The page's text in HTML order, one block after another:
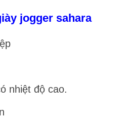
jogger sahara
nhiệt độ cao.